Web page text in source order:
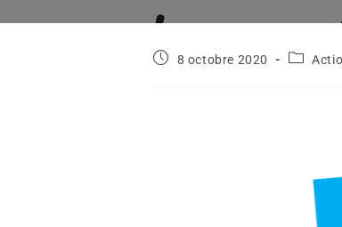
8 octobre 2020